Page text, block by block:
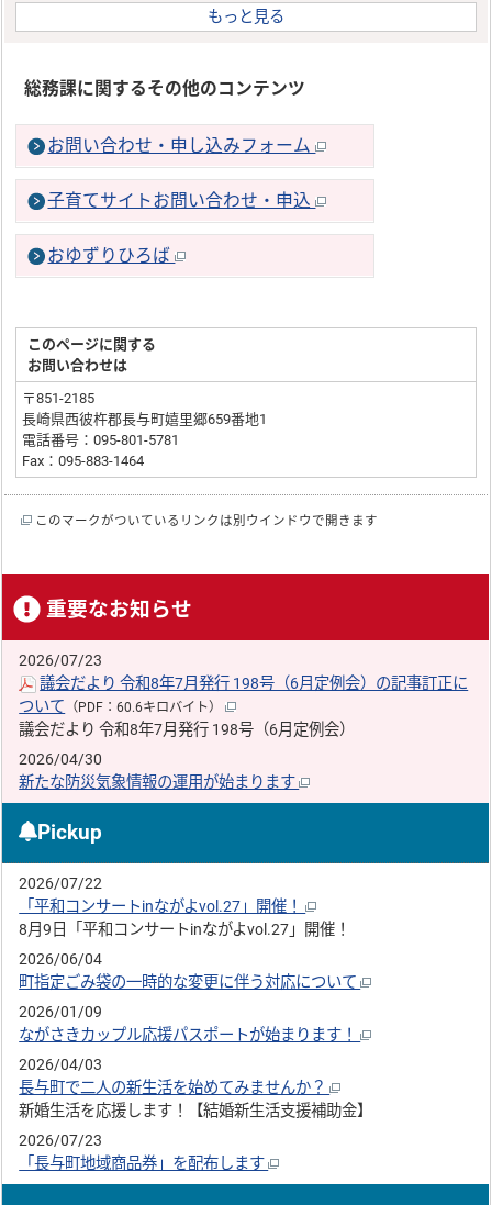
もっと見る
総務課に関するその他のコンテンツ
お問い合わせ・申し込みフォーム
子育てサイトお問い合わせ・申込
おゆずりひろば
このページに関する
お問い合わせは
〒851-2185
長崎県西彼杵郡長与町嬉里郷659番地1
電話番号：095-801-5781
Fax：095-883-1464
このマークがついているリンクは別ウインドウで開きます
重要なお知らせ
2026/07/23
議会だより 令和8年7月発行 198号（6月定例会）の記事訂正に
ついて （PDF：60.6キロバイト）
議会だより 令和8年7月発行 198号（6月定例会）
2026/04/30
新たな防災気象情報の運用が始まります
Pickup
2026/07/22
「平和コンサートinながよvol.27」開催！
8月9日「平和コンサートinながよvol.27」開催！
2026/06/04
町指定ごみ袋の一時的な変更に伴う対応について
2026/01/09
ながさきカップル応援パスポートが始まります！
2026/04/03
長与町で二人の新生活を始めてみませんか？
新婚生活を応援します！【結婚新生活支援補助金】
2026/07/23
「長与町地域商品券」を配布します